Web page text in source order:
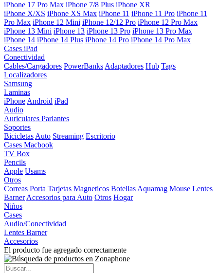
iPhone 17 Pro Max iPhone 7/8 Plus iPhone XR
iPhone X/XS iPhone XS Max iPhone 11 iPhone 11 Pro iPhone 11
Pro Max iPhone 12 Mini iPhone 12/12 Pro iPhone 12 Pro Max
iPhone 13 Mini iPhone 13 iPhone 13 Pro iPhone 13 Pro Max
iPhone 14 iPhone 14 Plus iPhone 14 Pro iPhone 14 Pro Max
Cases iPad
Conectividad
Cables/Cargadores PowerBanks Adaptadores Hub Tags
Localizadores
Samsung
Laminas
iPhone Android iPad
Audio
Auriculares Parlantes
Soportes
Bicicletas Auto Streaming Escritorio
Cases Macbook
TV Box
Pencils
Apple Usams
Otros
Correas Porta Tarjetas Magneticos Botellas Aquamag Mouse Lentes
Barner Accesorios para Auto Otros Hogar
Niños
Cases
Audio/Conectividad
Lentes Barner
Accesorios
El producto fue agregado correctamente